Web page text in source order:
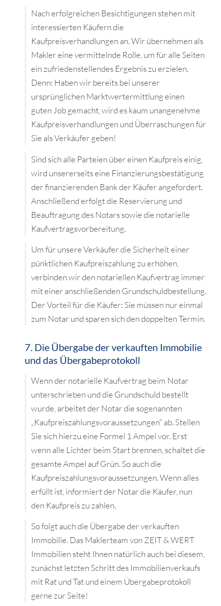
Nach erfolgreichen Besichtigungen stehen mit
interessierten Käufern die
Kaufpreisverhandlungen an. Wir übernehmen als
Makler eine vermittelnde Rolle, um für alle Seiten
ein zufriedenstellendes Ergebnis zu erzielen.
Denn: Haben wir bereits bei unserer
ursprünglichen Marktwertermittlung einen
guten Job gemacht, wird es kaum unangenehme
Kaufpreisverhandlungen und Überraschungen für
Sie als Verkäufer geben!
Sind sich alle Parteien über einen Kaufpreis einig,
wird unsererseits eine Finanzierungsbestätigung
der finanzierenden Bank der Käufer angefordert.
Anschließend erfolgt die Reservierung und
Beauftragung des Notars sowie die notarielle
Kaufvertragsvorbereitung.
Um für unsere Verkäufer die Sicherheit einer
pünktlichen Kaufpreiszahlung zu erhöhen,
verbinden wir den notariellen Kaufvertrag immer
mit einer anschließenden Grundschuldbestellung.
Der Vorteil für die Käufer: Sie müssen nur einmal
zum Notar und sparen sich den doppelten Termin.
7. Die Übergabe der verkauften Immobilie
und das Übergabeprotokoll
Wenn der notarielle Kaufvertrag beim Notar
unterschrieben und die Grundschuld bestellt
wurde, arbeitet der Notar die sogenannten
„Kaufpreiszahlungsvoraussetzungen“ ab. Stellen
Sie sich hierzu eine Formel 1 Ampel vor. Erst
wenn alle Lichter beim Start brennen, schaltet die
gesamte Ampel auf Grün. So auch die
Kaufpreiszahlungsvoraussetzungen. Wenn alles
erfüllt ist, informiert der Notar die Käufer, nun
den Kaufpreis zu zahlen.
So folgt auch die Übergabe der verkauften
Immobilie. Das Maklerteam von ZEIT & WERT
Immobilien steht Ihnen natürlich auch bei diesem,
zunächst letzten Schritt des Immobilienverkaufs
mit Rat und Tat und einem Übergabeprotokoll
gerne zur Seite!